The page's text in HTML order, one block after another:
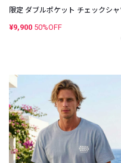
限定 ダブルポケット チェックシャ
¥9,900 50%OFF